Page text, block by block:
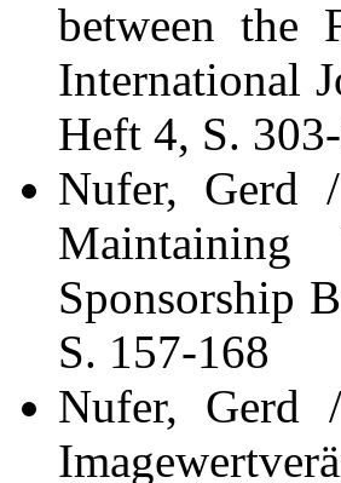
between the
International
Heft 4, S.
Nufer, Gerd
Sponsorship
S. 157-168
Nufer, Gerd